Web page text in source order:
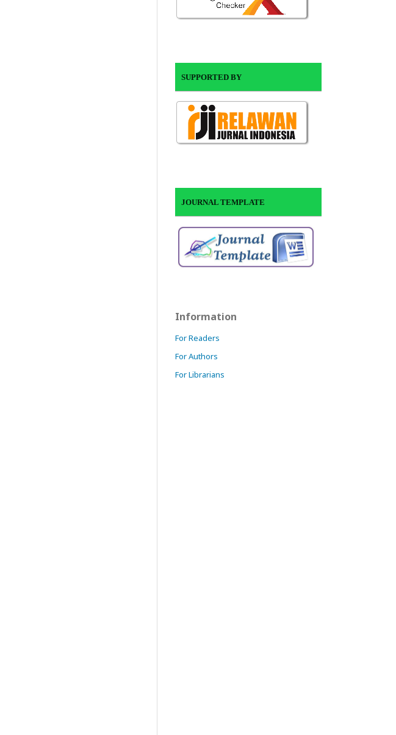
SUPPORTED BY
JOURNAL TEMPLATE
Information
For Readers
For Authors
For Librarians